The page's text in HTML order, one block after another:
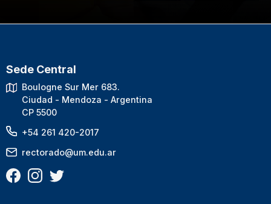
Sede Central
Boulogne Sur Mer 683.
Ciudad - Mendoza - Argentina
CP 5500
+54 261 420-2017
rectorado@um.edu.ar